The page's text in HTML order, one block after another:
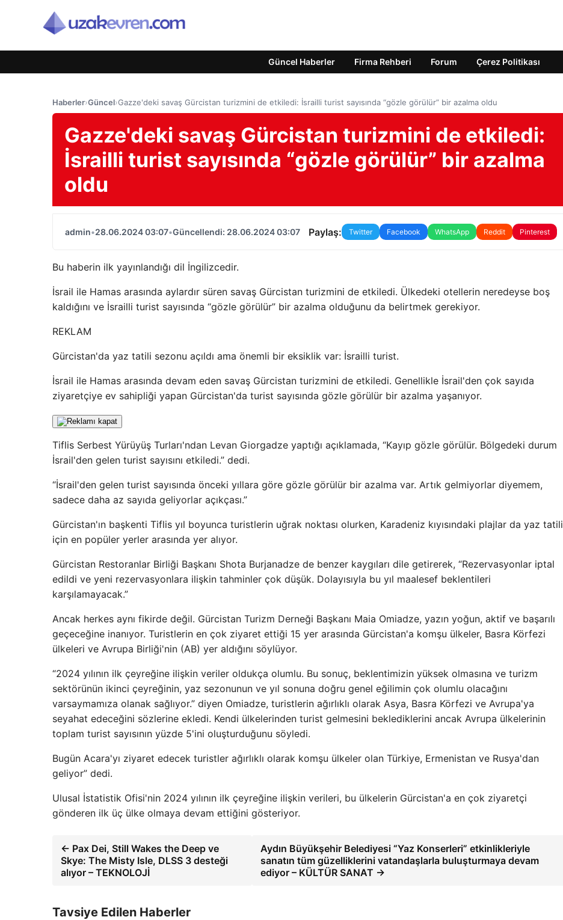
Güncel Haberler Firma Rehberi Forum Çerez Politikası
Haberler›Güncel›Gazze'deki savaş Gürcistan turizmini de etkiledi: İsrailli turist sayısında “gözle görülür” bir azalma oldu
Gazze'deki savaş Gürcistan turizmini de etkiledi:
İsrailli turist sayısında “gözle görülür” bir azalma
oldu
admin•28.06.2024 03:07•Güncellendi: 28.06.2024 03:07 Paylaş: Twitter Facebook WhatsApp Reddit Pinterest
Bu haberin ilk yayınlandığı dil İngilizcedir.
İsrail ile Hamas arasında aylardır süren savaş Gürcistan turizmini de etkiledi. Ülkedeki otellerin neredeyse boş
kaldığını ve İsrailli turist sayısında “gözle görülür” bir azalma olduğunu da belirtmek gerekiyor.
REKLAM
Gürcistan'da yaz tatili sezonu açıldı ama önemli bir eksiklik var: İsrailli turist.
İsrail ile Hamas arasında devam eden savaş Gürcistan turizmini de etkiledi. Genellikle İsrail'den çok sayıda
ziyaretçiye ev sahipliği yapan Gürcistan'da turist sayısında gözle görülür bir azalma yaşanıyor.
Tiflis Serbest Yürüyüş Turları'ndan Levan Giorgadze yaptığı açıklamada, “Kayıp gözle görülür. Bölgedeki durum
İsrail'den gelen turist sayısını etkiledi.” dedi.
“İsrail'den gelen turist sayısında önceki yıllara göre gözle görülür bir azalma var. Artık gelmiyorlar diyemem,
sadece daha az sayıda geliyorlar açıkçası.”
Gürcistan'ın başkenti Tiflis yıl boyunca turistlerin uğrak noktası olurken, Karadeniz kıyısındaki plajlar da yaz tatili
için en popüler yerler arasında yer alıyor.
Gürcistan Restoranlar Birliği Başkanı Shota Burjanadze de benzer kaygıları dile getirerek, “Rezervasyonlar iptal
edildi ve yeni rezervasyonlara ilişkin tahminler çok düşük. Dolayısıyla bu yıl maalesef beklentileri
karşılamayacak.”
Ancak herkes aynı fikirde değil. Gürcistan Turizm Derneği Başkanı Maia Omiadze, yazın yoğun, aktif ve başarılı
geçeceğine inanıyor. Turistlerin en çok ziyaret ettiği 15 yer arasında Gürcistan'a komşu ülkeler, Basra Körfezi
ülkeleri ve Avrupa Birliği'nin (AB) yer aldığını söylüyor.
“2024 yılının ilk çeyreğine ilişkin veriler oldukça olumlu. Bu sonuç, beklentimizin yüksek olmasına ve turizm
sektörünün ikinci çeyreğinin, yaz sezonunun ve yıl sonuna doğru genel eğilimin çok olumlu olacağını
varsaymamıza olanak sağlıyor.” diyen Omiadze, turistlerin ağırlıklı olarak Asya, Basra Körfezi ve Avrupa'ya
seyahat edeceğini sözlerine ekledi. Kendi ülkelerinden turist gelmesini beklediklerini ancak Avrupa ülkelerinin
toplam turist sayısının yüzde 5'ini oluşturduğunu söyledi.
Bugün Acara'yı ziyaret edecek turistler ağırlıklı olarak komşu ülkeler olan Türkiye, Ermenistan ve Rusya'dan
geliyor” dedi.
Ulusal İstatistik Ofisi'nin 2024 yılının ilk çeyreğine ilişkin verileri, bu ülkelerin Gürcistan'a en çok ziyaretçi
gönderen ilk üç ülke olmaya devam ettiğini gösteriyor.
← Pax Dei, Still Wakes the Deep ve
Skye: The Misty Isle, DLSS 3 desteği
alıyor – TEKNOLOJİ
Aydın Büyükşehir Belediyesi “Yaz Konserleri” etkinlikleriyle
sanatın tüm güzelliklerini vatandaşlarla buluşturmaya devam
ediyor – KÜLTÜR SANAT →
Tavsiye Edilen Haberler